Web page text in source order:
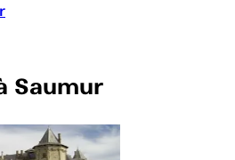
Saumur